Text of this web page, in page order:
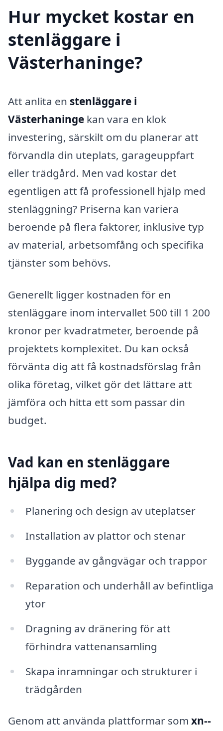
Hur mycket kostar en
stenläggare i
Västerhaninge?
Att anlita en stenläggare i
Västerhaninge kan vara en klok
investering, särskilt om du planerar att
förvandla din uteplats, garageuppfart
eller trädgård. Men vad kostar det
egentligen att få professionell hjälp med
stenläggning? Priserna kan variera
beroende på flera faktorer, inklusive typ
av material, arbetsomfång och specifika
tjänster som behövs.
Generellt ligger kostnaden för en
stenläggare inom intervallet 500 till 1 200
kronor per kvadratmeter, beroende på
projektets komplexitet. Du kan också
förvänta dig att få kostnadsförslag från
olika företag, vilket gör det lättare att
jämföra och hitta ett som passar din
budget.
Vad kan en stenläggare
hjälpa dig med?
Planering och design av uteplatser
Installation av plattor och stenar
Byggande av gångvägar och trappor
Reparation och underhåll av befintliga
ytor
Dragning av dränering för att
förhindra vattenansamling
Skapa inramningar och strukturer i
trädgården
Genom att använda plattformar som xn--